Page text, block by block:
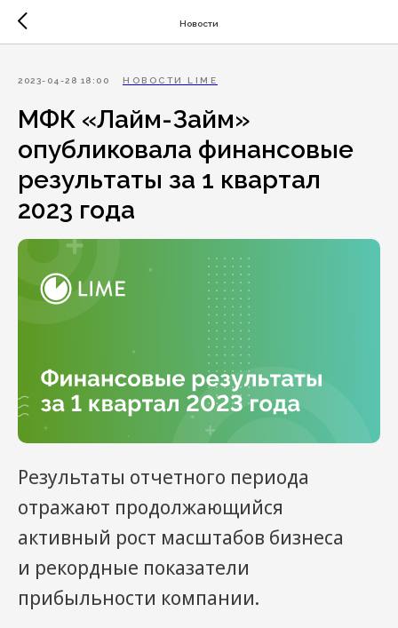
Новости
2023-04-28 18:00 НОВОСТИ LIME
МФК «Лайм-Займ»
опубликовала финансовые
результаты за 1 квартал
2023 года
Результаты отчетного периода
отражают продолжающийся
активный рост масштабов бизнеса
и рекордные показатели
прибыльности компании.